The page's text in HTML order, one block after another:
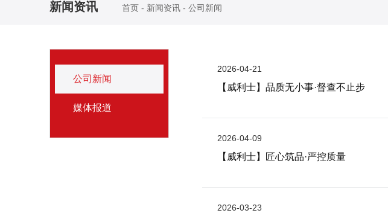
新闻资讯 首页 - 新闻资讯 - 公司新闻
公司新闻
媒体报道
2026-04-21
【威利士】品质无小事·督查不止步
2026-04-09
【威利士】匠心筑品·严控质量
2026-03-23